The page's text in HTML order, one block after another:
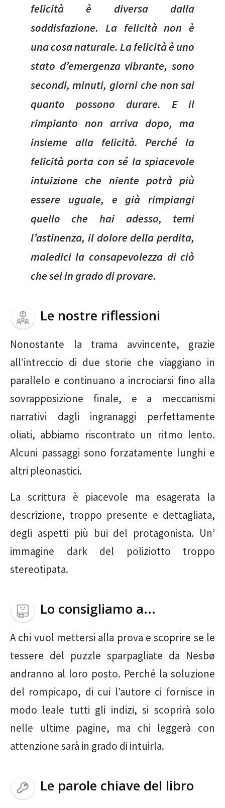
felicità è diversa dalla
soddisfazione. La felicità non è
una cosa naturale. La felicità è uno
stato d’emergenza vibrante, sono
secondi, minuti, giorni che non sai
quanto possono durare. E il
rimpianto non arriva dopo, ma
insieme alla felicità. Perché la
felicità porta con sé la spiacevole
intuizione che niente potrà più
essere uguale, e già rimpiangi
quello che hai adesso, temi
l’astinenza, il dolore della perdita,
maledici la consapevolezza di ciò
che sei in grado di provare.
Le nostre riflessioni
Nonostante la trama avvincente, grazie
all’intreccio di due storie che viaggiano in
parallelo e continuano a incrociarsi fino alla
sovrapposizione finale, e a meccanismi
narrativi dagli ingranaggi perfettamente
oliati, abbiamo riscontrato un ritmo lento.
Alcuni passaggi sono forzatamente lunghi e
altri pleonastici.
La scrittura è piacevole ma esagerata la
descrizione, troppo presente e dettagliata,
degli aspetti più bui del protagonista. Un’
immagine dark del poliziotto troppo
stereotipata.
Lo consigliamo a...
A chi vuol mettersi alla prova e scoprire se le
tessere del puzzle sparpagliate da Nesbø
andranno al loro posto. Perché la soluzione
del rompicapo, di cui l’autore ci fornisce in
modo leale tutti gli indizi, si scoprirà solo
nelle ultime pagine, ma chi leggerà con
attenzione sarà in grado di intuirla.
Le parole chiave del libro